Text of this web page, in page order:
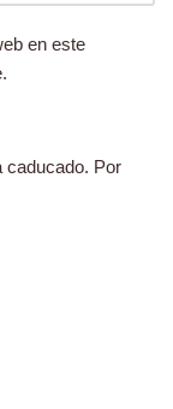
en este
caducado. Por